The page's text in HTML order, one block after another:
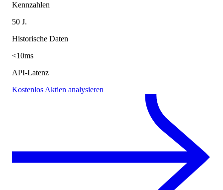
Kennzahlen
50 J.
Historische Daten
<10ms
API-Latenz
Kostenlos Aktien analysieren